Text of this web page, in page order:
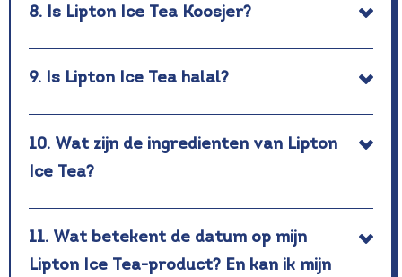
8. Is Lipton Ice Tea Koosjer?
9. Is Lipton Ice Tea halal?
10. Wat zijn de ingredienten van Lipton
Ice Tea?
11. Wat betekent de datum op mijn
Lipton Ice Tea-product? En kan ik mijn